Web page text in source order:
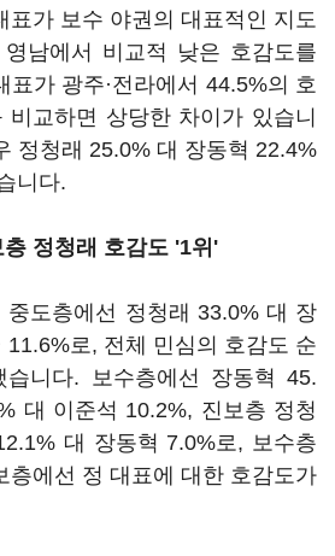
표가 보수 야권의 대표적인 지도
남에서 비교적 낮은 호감도를
표가 광주·전라에서 44.5%의 호
교하면 상당한 차이가 있습니
정청래 25.0% 대 장동혁 22.4%
니다.
정청래 호감도 '1위'
중도층에선 정청래 33.0% 대 장
로, 전체 민심의 호감도 순
습니다. 보수층에선 장동혁 45.
대 이준석 10.2%, 진보층 정청
대 장동혁 7.0%로, 보수층
층에선 정 대표에 대한 호감도가